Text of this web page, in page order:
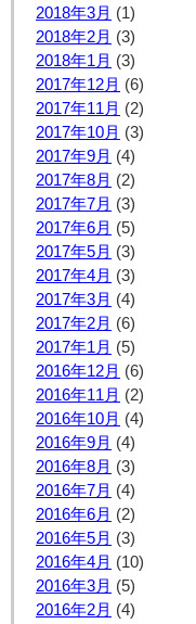
2018年3月 (1)
2018年2月 (3)
2018年1月 (3)
2017年12月 (6)
2017年11月 (2)
2017年10月 (3)
2017年9月 (4)
2017年8月 (2)
2017年7月 (3)
2017年6月 (5)
2017年5月 (3)
2017年4月 (3)
2017年3月 (4)
2017年2月 (6)
2017年1月 (5)
2016年12月 (6)
2016年11月 (2)
2016年10月 (4)
2016年9月 (4)
2016年8月 (3)
2016年7月 (4)
2016年6月 (2)
2016年5月 (3)
2016年4月 (10)
2016年3月 (5)
2016年2月 (4)